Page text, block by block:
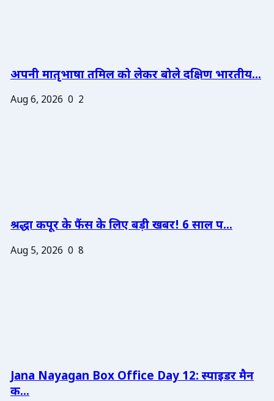
अपनी मातृभाषा तमिल को लेकर बोले दक्षिण भारतीय...
Aug 6, 2026 0 2
श्रद्धा कपूर के फैंस के लिए बड़ी खबर! 6 साल प...
Aug 5, 2026 0 8
Jana Nayagan Box Office Day 12: स्पाइडर मैन
क...